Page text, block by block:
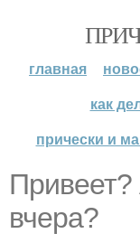
главная
как
прически и
вчера?